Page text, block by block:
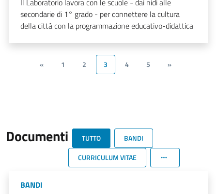
Il Laboratorio lavora con le scuole - dai nidi alle
secondarie di 1° grado - per connettere la cultura
della città con la programmazione educativo-didattica
« 1 2 3 4 5 »
Documenti TUTTO
BANDI
CURRICULUM VITAE
BANDI